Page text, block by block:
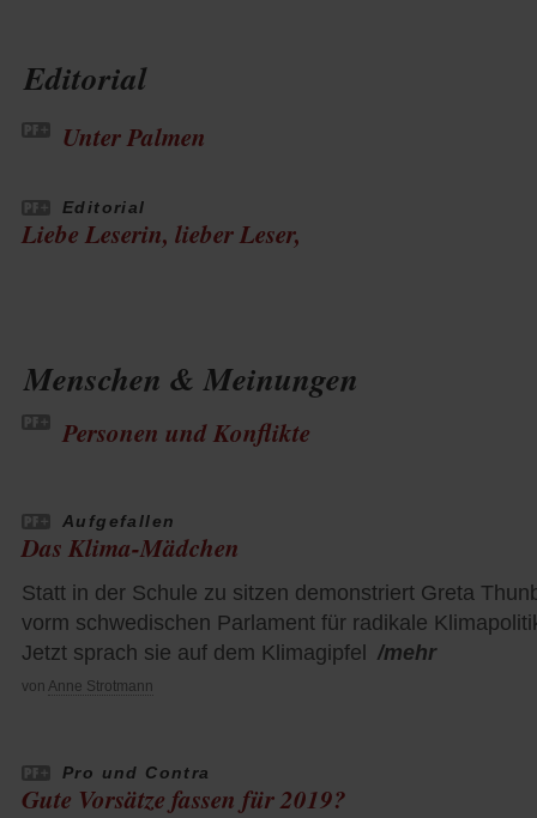
Editorial
Unter Palmen
Editorial
Liebe Leserin, lieber Leser,
Menschen & Meinungen
Personen und Konflikte
Aufgefallen
Das Klima-Mädchen
Statt in der Schule zu sitzen demonstriert Greta
vorm schwedischen Parlament für radikale
Jetzt sprach sie auf dem Klimagipfel
/mehr
von Anne Strotmann
Pro und Contra
Gute Vorsätze fassen für 2019?